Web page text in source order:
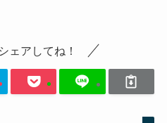
ェアしてね！